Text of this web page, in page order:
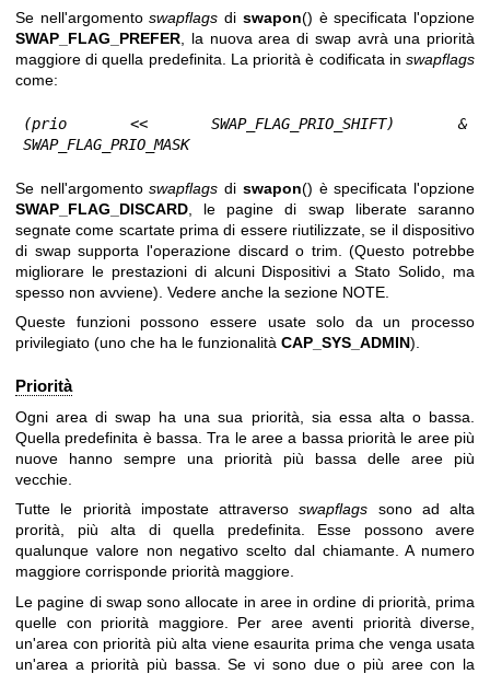
Se nell'argomentoswapflags di swapon() è specificata l'opzione
SWAP_FLAG_PREFER , la nuova area di swap avrà una priorità
maggiore di quella predefinita. La priorità è codificata in swapflags
come:
(prio << SWAP_FLAG_PRIO_SHIFT) &
SWAP_FLAG_PRIO_MASK
Se nell'argomentoswapflags di swapon() è specificata l'opzione
SWAP_FLAG_DISCARD , le pagine di swap liberate saranno
segnate come scartate prima di essere riutilizzate, se il dispositivo
di swap supporta l'operazione discard o trim. (Questo potrebbe
migliorare le prestazioni di alcuni Dispositivi a Stato Solido, ma
spesso non avviene). Vedere anche la sezione NOTE.
Queste funzioni possono essere usate solo da un processo
privilegiato (uno che ha le funzionalità CAP_SYS_ADMIN).
Priorità
Ogni area di swap ha una sua priorità, sia essa alta o bassa.
Quella predefinita è bassa. Tra le aree a bassa priorità le aree più
nuove hanno sempre una priorità più bassa delle aree più
vecchie.
Tutte le priorità impostate attraversoswapflags sono ad alta
prorità, più alta di quella predefinita. Esse possono avere
qualunque valore non negativo scelto dal chiamante. A numero
maggiore corrisponde priorità maggiore.
Le pagine di swap sono allocate in aree in ordine di priorità, prima
quelle con priorità maggiore. Per aree aventi priorità diverse,
un'area con priorità più alta viene esaurita prima che venga usata
un'area a priorità più bassa. Se vi sono due o più aree con la